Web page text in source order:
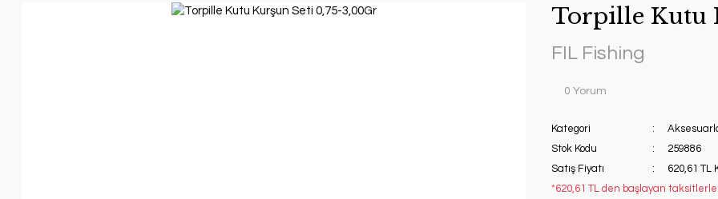
Torpille Kutu
FIL Fishing
0 Yorum
Kategori
Stok Kodu
259886
Satış Fiyatı
620,61 TL
*620,61 TL den başlayan